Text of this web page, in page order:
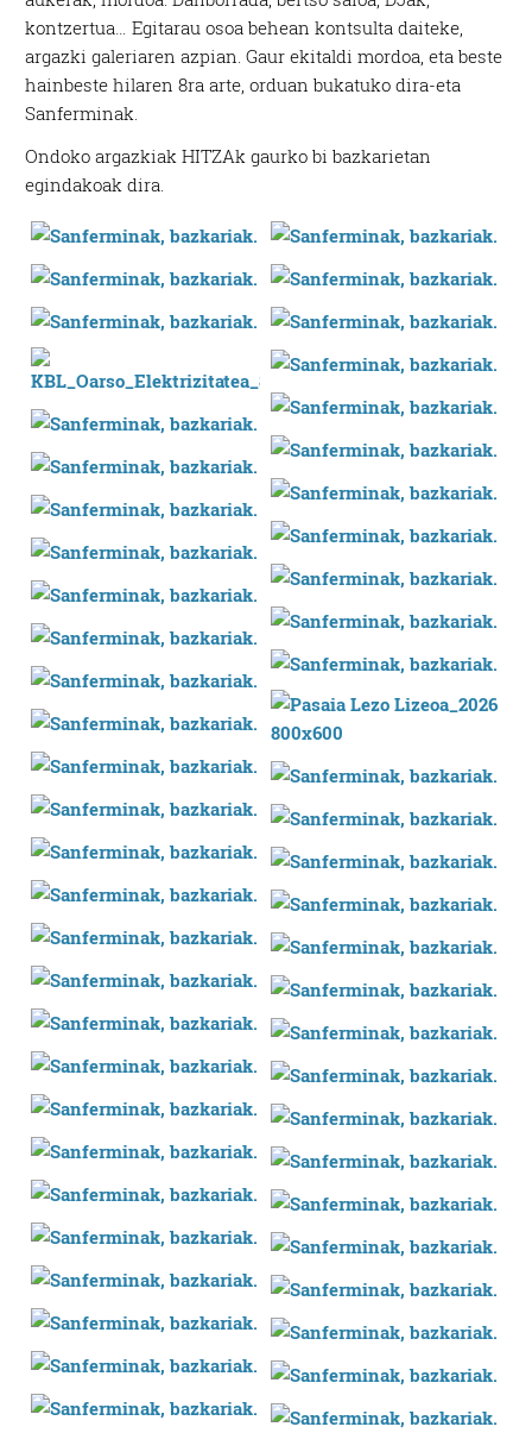
kontzertua… Egitarau osoa behean kontsulta daiteke,
argazki galeriaren azpian. Gaur ekitaldi mordoa, eta beste
hainbeste hilaren 8ra arte, orduan bukatuko dira-eta
Sanferminak.
Ondoko argazkiak HITZAk gaurko bi bazkarietan
egindakoak dira.